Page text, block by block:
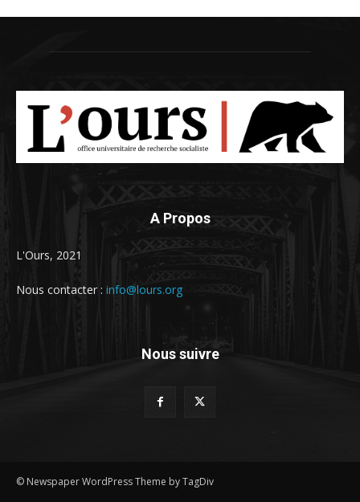
A Propos
L'Ours, 2021
Nous contacter : info@lours.org
Nous suivre
© Newspaper WordPress Theme by TagDiv